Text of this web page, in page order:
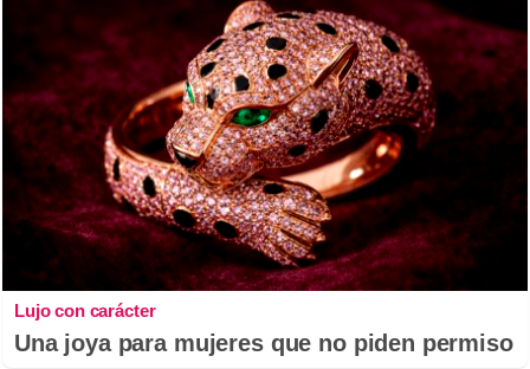
Lujo con carácter
Una joya para mujeres que no piden permiso